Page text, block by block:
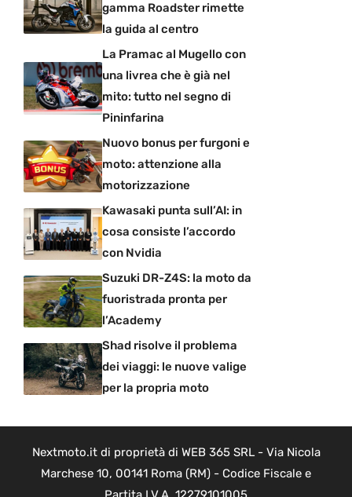
gamma Roadster rimette
la guida al centro
La Pramac al Mugello con
una livrea che è già nel
mito: tutto nel segno di
Pininfarina
Nuovo bonus per furgoni e
moto: attenzione alla
motorizzazione
Kawasaki punta sull’AI: in
cosa consiste l’accordo
con Nvidia
Suzuki DR-Z4S: la moto da
fuoristrada pronta per
l’Academy
Shad risolve il problema
dei viaggi: le nuove valige
per la propria moto
Nextmoto.it di proprietà di WEB 365 SRL - Via Nicola
Marchese 10, 00141 Roma (RM) - Codice Fiscale e